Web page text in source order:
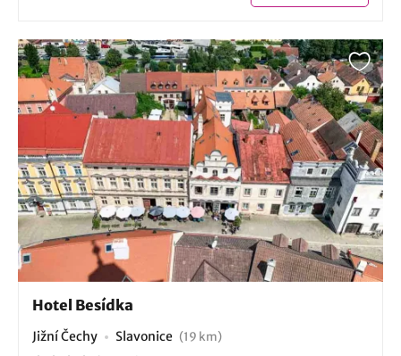
Hotel Besídka
Jižní Čechy Slavonice (19 km)